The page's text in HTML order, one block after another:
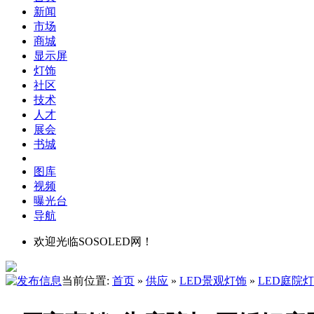
新闻
市场
商城
显示屏
灯饰
社区
技术
人才
展会
书城
图库
视频
曝光台
导航
欢迎光临SOSOLED网！
当前位置: 首页 » 供应 » LED景观灯饰 » LED庭院灯